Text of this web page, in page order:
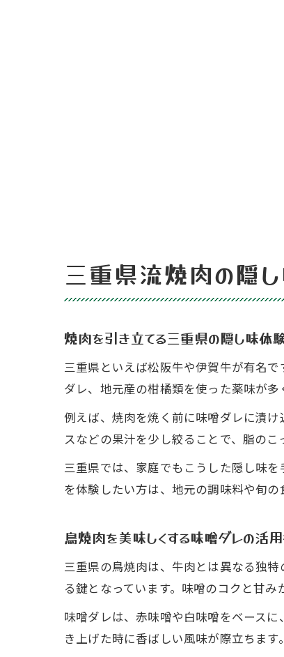
三重県流焼肉の隠
焼肉を引き立てる三重県の隠し味体
三重県といえば松阪牛や伊賀牛が有名
ダレ、地元産の柑橘類を使った薬味が多
例えば、焼肉を焼く前に味噌ダレに漬
スなどの果汁を少し絞ることで、脂のこ
三重県では、家庭でもこうした隠し味
を体験したい方は、地元の調味料や旬
鳥焼肉を美味しくする味噌ダレの活
三重県の鳥焼肉は、牛肉とは異なる独
る鍵となっています。味噌のコクと甘み
味噌ダレは、赤味噌や白味噌をベース
き上げた時に香ばしい風味が際立ちま